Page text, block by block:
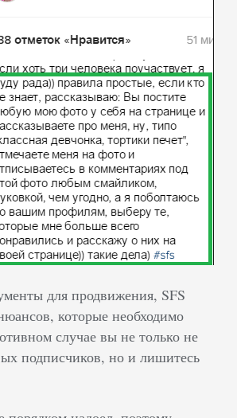
для продвижения, SFS
которые необходимо
случае вы не только не
подписчиков, но и лишитесь